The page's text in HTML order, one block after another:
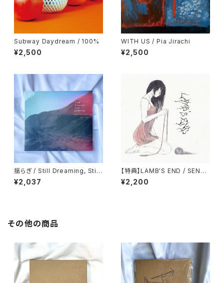
Subway Daydream / 100%
¥2,500
WITH US / Pia Jirachi
¥2,500
揺らぎ / Still Dreaming, Still
Deafening
¥2,037
【特典】LAMB'S END / SENTI
MENT
¥2,200
その他の商品